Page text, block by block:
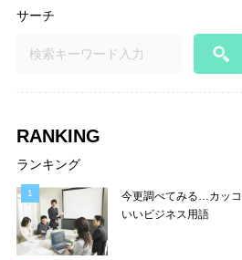
サーチ
RANKING
ランキング
今更調べてみる…カッコ
いいビジネス用語